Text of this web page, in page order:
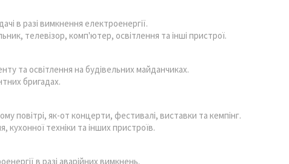
в разі вимкнення електроенергії.
телевізор, комп'ютер, освітлення та інші пристрої.
та освітлення на будівельних майданчиках.
бригадах.
повітрі, як-от концерти, фестивалі, виставки та кемпінг.
техніки та інших пристроїв.
в разі аварійних вимкнень.